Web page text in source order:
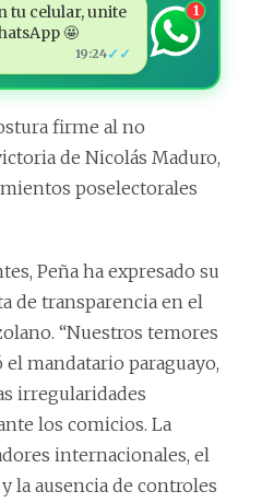
tu celular, unite
🤩
19:24✓✓
1
firme al no
de Nicolás Maduro,
poselectorales
Peña ha expresado su
de transparencia en el
“Nuestros temores
mandatario paraguayo,
irregularidades
los comicios. La
internacionales, el
la ausencia de controles